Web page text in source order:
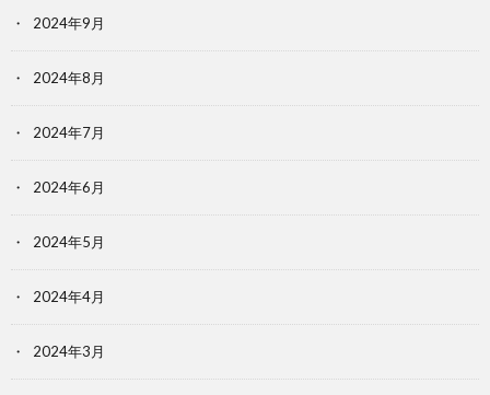
2024年9月
2024年8月
2024年7月
2024年6月
2024年5月
2024年4月
2024年3月